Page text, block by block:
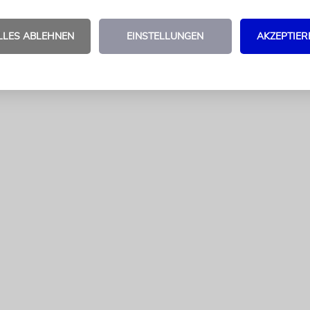
und Zuschauern ihr Können beweisen.
ABLEHNEN EINSTELLUNGEN